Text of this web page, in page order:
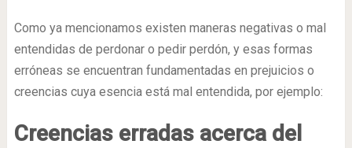
Como ya mencionamos existen maneras negativas o mal
entendidas de perdonar o pedir perdón, y esas formas
erróneas se encuentran fundamentadas en prejuicios o
creencias cuya esencia está mal entendida, por ejemplo:
Creencias erradas acerca del